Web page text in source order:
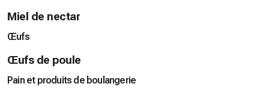
Miel de nectar
Œufs
Œufs de poule
Pain et produits de boulangerie